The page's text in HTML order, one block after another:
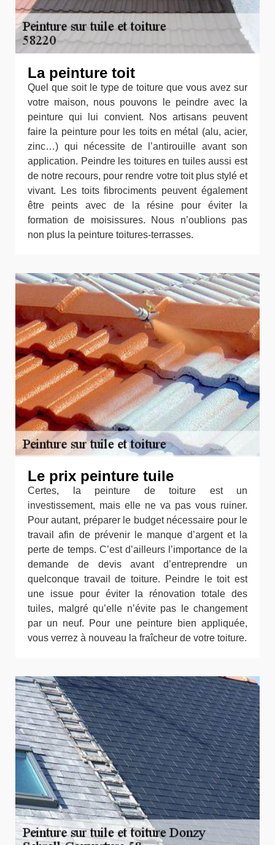
La peinture toit
Quel que soit le type de toiture que vous avez sur
votre maison, nous pouvons le peindre avec la
peinture qui lui convient. Nos artisans peuvent
faire la peinture pour les toits en métal (alu, acier,
zinc…) qui nécessite de l’antirouille avant son
application. Peindre les toitures en tuiles aussi est
de notre recours, pour rendre votre toit plus stylé et
vivant. Les toits fibrociments peuvent également
être peints avec de la résine pour éviter la
formation de moisissures. Nous n’oublions pas
non plus la peinture toitures-terrasses.
Le prix peinture tuile
Certes, la peinture de toiture est un
investissement, mais elle ne va pas vous ruiner.
Pour autant, préparer le budget nécessaire pour le
travail afin de prévenir le manque d’argent et la
perte de temps. C’est d’ailleurs l’importance de la
demande de devis avant d’entreprendre un
quelconque travail de toiture. Peindre le toit est
une issue pour éviter la rénovation totale des
tuiles, malgré qu’elle n’évite pas le changement
par un neuf. Pour une peinture bien appliquée,
vous verrez à nouveau la fraîcheur de votre toiture.